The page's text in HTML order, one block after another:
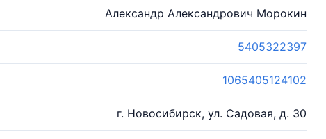
Александр Александрович Морокин
5405322397
1065405124102
г. Новосибирск, ул. Садовая, д. 30